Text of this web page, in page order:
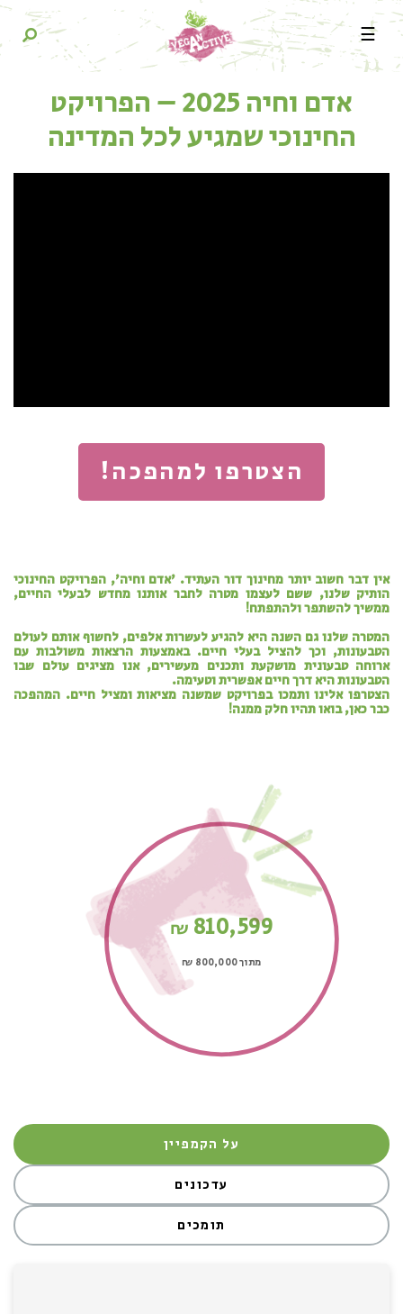
☰
אדם וחיה 2025 – הפרויקט
החינוכי שמגיע לכל המדינה
הצטרפו למהפכה!
אין דבר חשוב יותר מחינוך דור העתיד. 'אדם וחיה', הפרויקט החינוכי
הותיק שלנו, ששם לעצמו מטרה לחבר אותנו מחדש לבעלי החיים,
ממשיך להשתפר ולהתפתח!
המטרה שלנו גם השנה היא להגיע לעשרות אלפים, לחשוף אותם לעולם
הטבעונות, וכך להציל בעלי חיים. באמצעות הרצאות משולבות עם
ארוחה טבעונית מושקעת ותכנים מעשירים, אנו מציגים עולם שבו
הטבעונות היא דרך חיים אפשרית וטעימה.
הצטרפו אלינו ותמכו בפרויקט שמשנה מציאות ומציל חיים. המהפכה
כבר כאן, בואו תהיו חלק ממנה!
810,599
₪
מתוך 800,000 ₪
על הקמפיין
עדכונים
תומכים